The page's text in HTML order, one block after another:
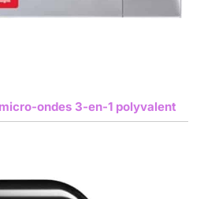
ondes 3-en-1 polyvalent